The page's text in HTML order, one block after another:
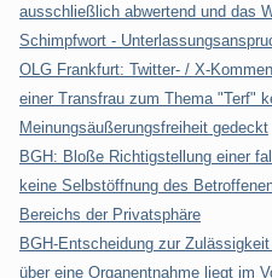
ausschließlich abwertend und das
Schimpfwort -
OLG Frankfurt: Twitter- / X-
einer Transfrau zum Thema "Terf"
Meinungsäußerungsfreiheit gedeckt
BGH: Bloße Richtigstellung einer
keine Selbstöffnung des
Bereichs der Privatsphäre
BGH-Entscheidung zur
über eine Organentnahme liegt im